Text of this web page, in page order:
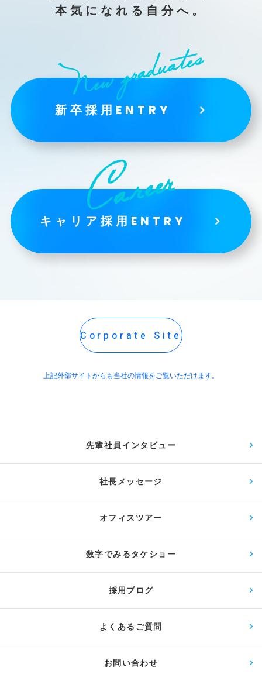
本気になれる自分へ。
新卒採用ENTRY
キャリア採用ENTRY
Corporate Site
上記外部サイトからも当社の情報をご覧いただけます。
先輩社員インタビュー
社長メッセージ
オフィスツアー
数字でみるタケショー
採用ブログ
よくあるご質問
お問い合わせ